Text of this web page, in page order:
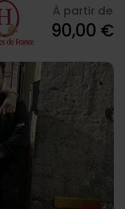
À partir de
90,00 €